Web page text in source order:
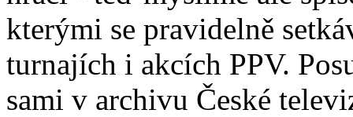
kterými se pravidelně
turnajích i akcích PPV.
sami v archivu České